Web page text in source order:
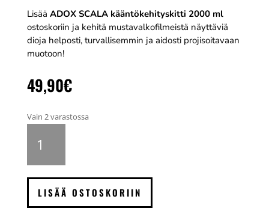
Lisää ADOX SCALA kääntökehityskitti 2000 ml
ostoskoriin ja kehitä mustavalkofilmeistä näyttäviä
dioja helposti, turvallisemmin ja aidosti projisoitavaan
muotoon!
49,90€
Vain 2 varastossa
Scala
LISÄÄ OSTOSKORIIN